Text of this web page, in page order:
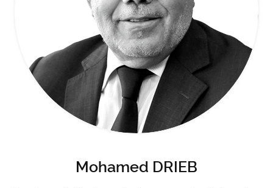
Mohamed DRIEB